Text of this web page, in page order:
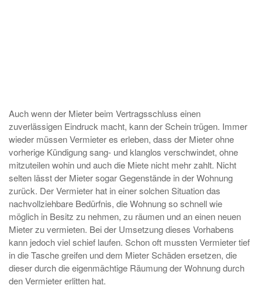
Auch wenn der Mieter beim Vertragsschluss einen
zuverlässigen Eindruck macht, kann der Schein trügen. Immer
wieder müssen Vermieter es erleben, dass der Mieter ohne
vorherige Kündigung sang- und klanglos verschwindet, ohne
mitzuteilen wohin und auch die Miete nicht mehr zahlt. Nicht
selten lässt der Mieter sogar Gegenstände in der Wohnung
zurück. Der Vermieter hat in einer solchen Situation das
nachvollziehbare Bedürfnis, die Wohnung so schnell wie
möglich in Besitz zu nehmen, zu räumen und an einen neuen
Mieter zu vermieten. Bei der Umsetzung dieses Vorhabens
kann jedoch viel schief laufen. Schon oft mussten Vermieter tief
in die Tasche greifen und dem Mieter Schäden ersetzen, die
dieser durch die eigenmächtige Räumung der Wohnung durch
den Vermieter erlitten hat.